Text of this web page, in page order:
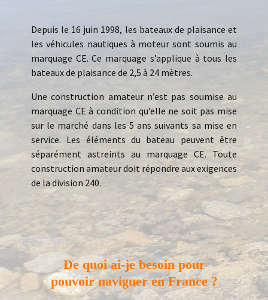
Depuis le 16 juin 1998, les bateaux de plaisance et
les véhicules nautiques à moteur sont soumis au
marquage CE. Ce marquage s’applique à tous les
bateaux de plaisance de 2,5 à 24 mètres.
Une construction amateur n’est pas soumise au
marquage CE à condition qu’elle ne soit pas mise
sur le marché dans les 5 ans suivants sa mise en
service. Les éléments du bateau peuvent être
séparément astreints au marquage CE. Toute
construction amateur doit répondre aux exigences
de la division 240.
De quoi ai-je besoin pour
pouvoir naviguer en France ?